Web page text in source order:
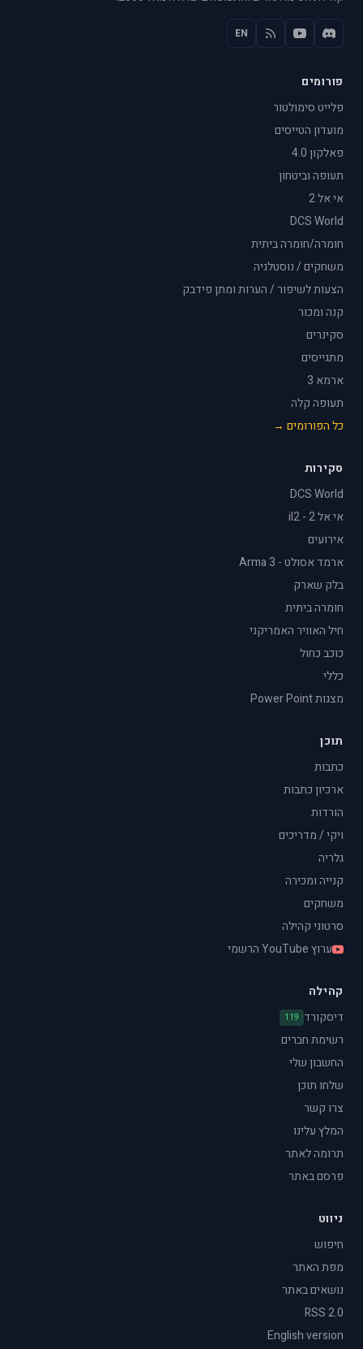
EN
פורומים
פלייט סימולטור
מועדון הטייסים
פאלקון 4.0
תעופה וביטחון
אי אל 2
DCS World
חומרה/חומרה ביתית
משחקים / נוסטלגיה
הצעות לשיפור / הערות ומתן פידבק
קנה ומכור
סקינרים
מתגייסים
ארמא 3
תעופה קלה
כל הפורומים →
סקירות
DCS World
אי אל 2 - il2
אירועים
ארמד אסולט - Arma 3
בלק שארק
חומרה ביתית
חיל האוויר האמריקני
כוכב כחול
כללי
מצגות Power Point
תוכן
כתבות
ארכיון כתבות
הורדות
ויקי / מדריכים
גלריה
קנייה ומכירה
משחקים
סרטוני קהילה
ערוץ YouTube הרשמי
קהילה
דיסקורד 119
רשימת חברים
החשבון שלי
שלחו תוכן
צרו קשר
המלץ עלינו
תרומה לאתר
פרסם באתר
ניווט
חיפוש
מפת האתר
נושאים באתר
RSS 2.0
English version